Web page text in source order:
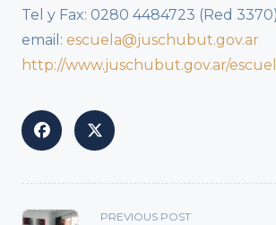
Tel y Fax: 0280 4484723 (Red 3370)
email: escuela@juschubut.gov.ar
http://www.juschubut.gov.ar/
<span
PREVIOUS POST